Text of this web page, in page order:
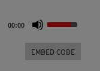
00:00
Up/Down
keys
EMBED CODE